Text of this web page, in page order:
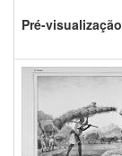
Pré-visualização